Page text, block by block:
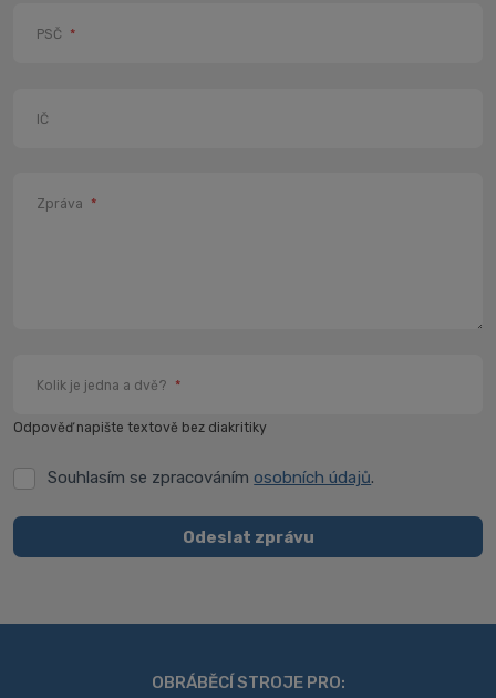
PSČ *
IČ
Zpráva *
Kolik je jedna a dvě? *
Odpověď napište textově bez diakritiky
Souhlasím
zpracováním
osobních
Souhlasím se zpracovánímosobních údajů.
Odeslat zprávu
OBRÁBĚCÍ STROJE PRO: